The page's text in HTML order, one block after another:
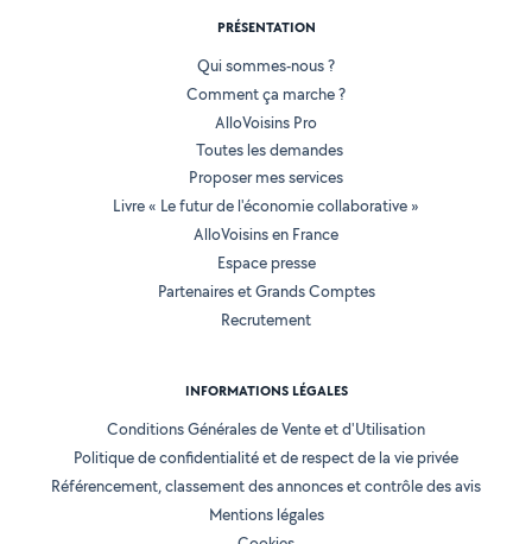
PRÉSENTATION
Qui sommes-nous ?
Comment ça marche ?
AlloVoisins Pro
Toutes les demandes
Proposer mes services
Livre « Le futur de l'économie collaborative »
AlloVoisins en France
Espace presse
Partenaires et Grands Comptes
Recrutement
INFORMATIONS LÉGALES
Conditions Générales de Vente et d'Utilisation
Politique de confidentialité et de respect de la vie privée
Référencement, classement des annonces et contrôle des avis
Mentions légales